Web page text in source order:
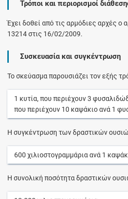
Τρόποι και περιορισμοί
Έχει δοθεί από τις αρμόδιες αρχές ο
13214 στις 16/02/2009.
Συσκευασία και συγκέντρωση
Το σκεύασμα παρουσιάζει τον εξής
1 κυτία, που περιέχουν3
που περιέχουν 10 καψάκιοανά 1
Η συγκέντρωση των δραστικών
600 χιλιοστογραμμάριαανά 1
Η συνολική ποσότητα δραστικών